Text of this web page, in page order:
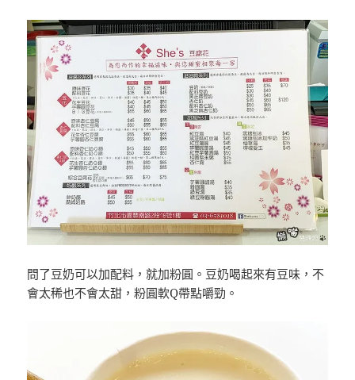
問了豆奶可以加配料，就加粉圓。豆奶喝起來有豆味，不
會太稀也不會太甜，粉圓軟Q帶點嚼勁。